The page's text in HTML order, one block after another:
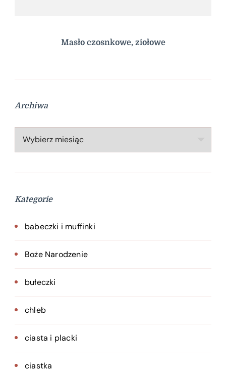
Masło czosnkowe, ziołowe
Archiwa
Archiwa
Kategorie
babeczki i muffinki
Boże Narodzenie
bułeczki
chleb
ciasta i placki
ciastka